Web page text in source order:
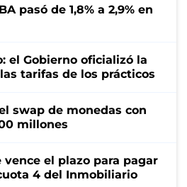
pasó de 1,8% a 2,9% en
el Gobierno oficializó la
tarifas de los prácticos
swap de monedas con
millones
el plazo para pagar
4 del Inmobiliario